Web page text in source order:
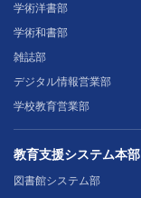
学術洋書部
学術和書部
雑誌部
デジタル情報営業部
学校教育営業部
教育支援システム本部
図書館システム部